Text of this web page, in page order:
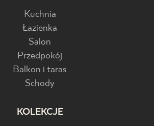
Kuchnia
Łazienka
Salon
Przedpokój
Balkon i taras
Schody
KOLEKCJE